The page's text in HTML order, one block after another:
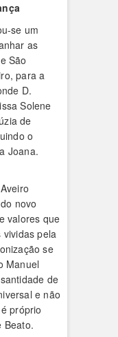
se um
as
São
para a
D.
Solene
de
o
Joana.
novo
valores que
vividas pela
se
Manuel
de
e não
próprio
Beato.